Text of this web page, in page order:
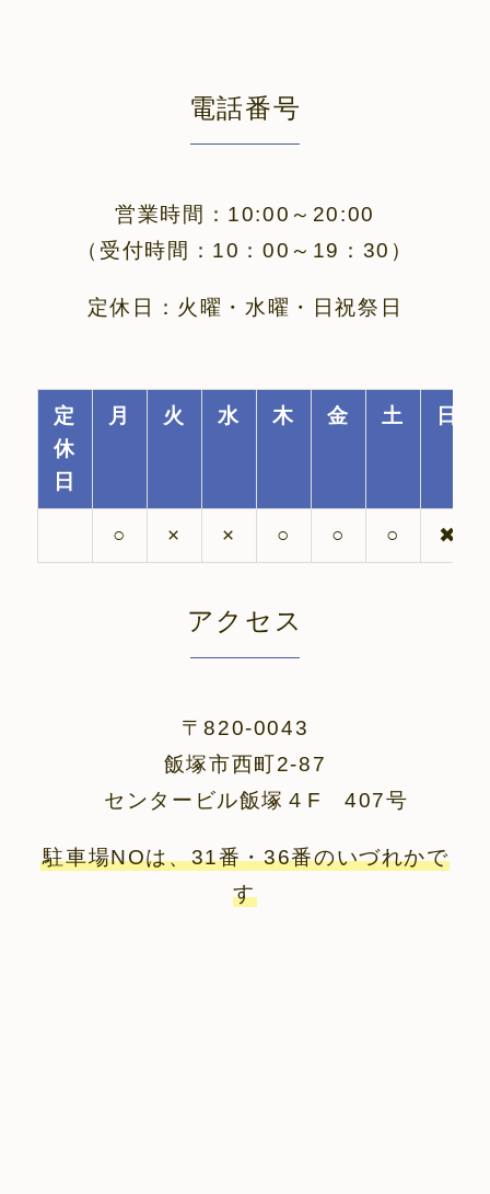
電話番号
営業時間：10:00～20:00
（受付時間：10：00～19：30）
定休日：火曜・水曜・日祝祭日
定
休
日
月 火 水 木 金 土 日
○ × × ○ ○ ○ ✖
アクセス
〒820-0043
飯塚市西町2-87
センタービル飯塚４F 407号
駐車場NOは、31番・36番のいづれかで
す